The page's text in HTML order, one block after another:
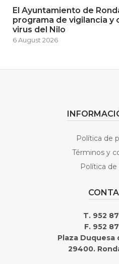
El Ayuntamiento de
programa de vigilancia y
virus del Nilo
6 August 2026
Política de
Términos y
Política
T. 952
F. 952
Plaza Duquesa
29400.